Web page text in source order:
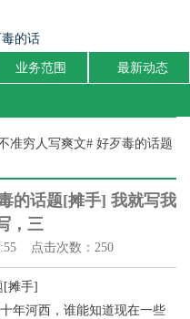
的话题[摊手] 我就写我就写我
业务范围 最新动态
准穷人写爽文# 好歹毒的话题
的话题[摊手] 我就写我
，三
点击次数：250
[摊手]
年河西，谁能知道现在一些